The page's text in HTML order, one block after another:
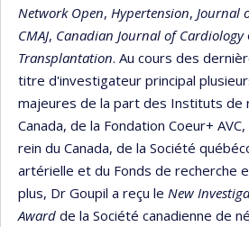
Network Open, Hypertension, Journal
CMAJ, Canadian Journal of Cardiology
Transplantation. Au cours des
titre d'investigateur principal
majeures de la part des Instituts de
Canada, de la Fondation Coeur+
rein du Canada, de la Société
artérielle et du Fonds de recherche
plus, Dr Goupil a reçu le New
Award de la Société canadienne de